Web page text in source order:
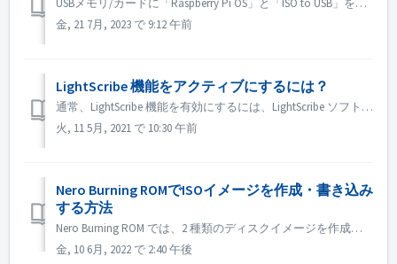
USBメモリ/カードに「Raspberry Pi OS」と「ISO to USB」を追加します。Raspberry Pi OSやシステムのISOイメージをUSBにコピーして、ルートデバイス化することができます。また、DVDビデオやインストールなど、他のISOイメージもコピーすることができます。
金, 21 7月, 2023 で 9:12 午前
LightScribe 機能をアクティブにするには？
通常、LightScribe 機能を有効にするには、LightScribe ソフトウェアをインストールする必要があります。 https://lightscribesoftware.org/ ご不明な点がございましたら、お問い合わせください。
火, 11 5月, 2021 で 10:30 午前
Nero Burning ROMでISOイメージを作成・書き込み
する方法
Nero Burning ROM では、2 種類のディスクイメージを作成することができます。 Nero イメージ ファイル」（*.nrg）は、オーディオ CD、ブータブル CD、ミックスモード CD など、あらゆる種類のコンパイルに使用できる独自の Nero ディスク イメージ フォーマットで構成されています...
金, 10 6月, 2022 で 2:40 午後